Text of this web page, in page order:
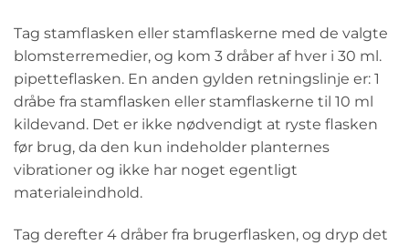
Tag stamflasken eller stamflaskerne med de valgte
blomsterremedier, og kom 3 dråber af hver i 30 ml.
pipetteflasken. En anden gylden retningslinje er: 1
dråbe fra stamflasken eller stamflaskerne til 10 ml
kildevand. Det er ikke nødvendigt at ryste flasken
før brug, da den kun indeholder planternes
vibrationer og ikke har noget egentligt
materialeindhold.
Tag derefter 4 dråber fra brugerflasken, og dryp det